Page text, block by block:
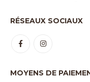
RÉSEAUX SOCIAUX
MOYENS DE